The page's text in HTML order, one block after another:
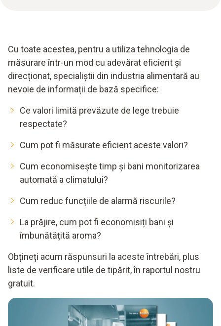
Cu toate acestea, pentru a utiliza tehnologia de
măsurare într-un mod cu adevărat eficient și
direcționat, specialiștii din industria alimentară au
nevoie de informații de bază specifice:
Ce valori limită prevăzute de lege trebuie
respectate?
Cum pot fi măsurate eficient aceste valori?
Cum economisește timp și bani monitorizarea
automată a climatului?
Cum reduc funcțiile de alarmă riscurile?
La prăjire, cum pot fi economisiți bani și
îmbunătățită aroma?
Obțineți acum răspunsuri la aceste întrebări, plus
liste de verificare utile de tipărit, în raportul nostru
gratuit.